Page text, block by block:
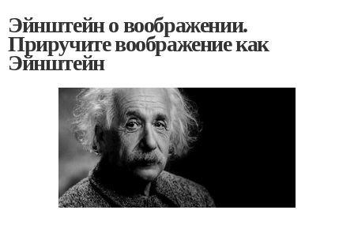
Эйнштейн о воображении.
Приручите воображение как
Эйнштейн